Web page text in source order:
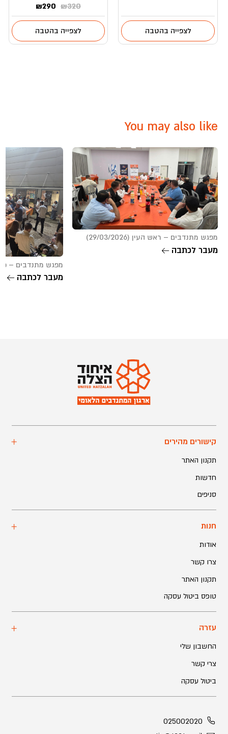
לצפייה בהטבה
₪320
המחיר
המקורי
היה:
₪290
הנוכחי
הוא:
₪290.
לצפייה בהטבה
You may also like
מפגש מתנדבים – ראש העין (29/03/2026)
מעבר לכתבה
מפגש מתנדבים – כרמל
מעבר לכתבה
קישורים מהירים
תקנון האתר
חדשות
סניפים
חנות
אודות
צרו קשר
תקנון האתר
טופס ביטול עסקה
עזרה
החשבון שלי
צרי קשר
ביטול עסקה
025002020